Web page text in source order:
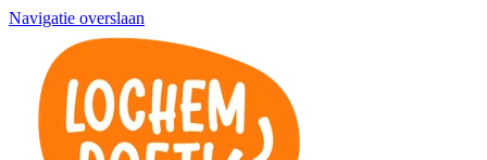
Navigatie overslaan